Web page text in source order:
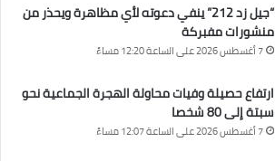
“جيل زد 212” ينفي دعوته لأي مظاهرة ويحذر من
منشورات مفبركة
7 أغسطس 2026 على الساعة 12:20 مساءً
ارتفاع حصيلة وفيات محاولة الهجرة الجماعية نحو
سبتة إلى 80 شخصا
7 أغسطس 2026 على الساعة 12:07 مساءً